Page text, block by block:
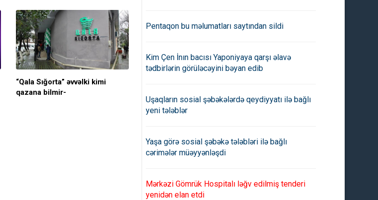
“Qala Sığorta” əvvəlki kimi
qazana bilmir-
çəkiblər -
Pentaqon bu məlumatları saytından sildi
Kim Çen İnın bacısı Yaponiyaya qarşı əlavə
tədbirlərin görüləcəyini bəyan edib
Uşaqların sosial şəbəkələrdə qeydiyyatı ilə bağlı
yeni tələblər
Yaşa görə sosial şəbəkə tələbləri ilə bağlı
cərimələr müəyyənləşdi
Mərkəzi Gömrük Hospitalı ləğv edilmiş tenderi
yenidən elan etdi